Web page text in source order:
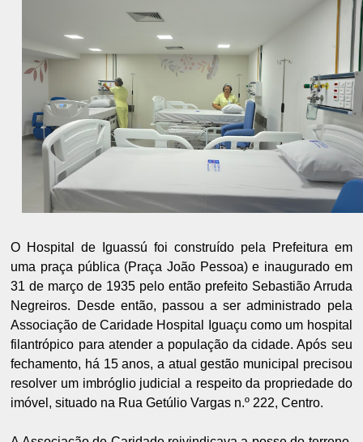
O Hospital de Iguassú foi construído pela Prefeitura em
uma praça pública (Praça João Pessoa) e inaugurado em
31 de março de 1935 pelo então prefeito Sebastião Arruda
Negreiros. Desde então, passou a ser administrado pela
Associação de Caridade Hospital Iguaçu como um hospital
filantrópico para atender a população da cidade. Após seu
fechamento, há 15 anos, a atual gestão municipal precisou
resolver um imbróglio judicial a respeito da propriedade do
imóvel, situado na Rua Getúlio Vargas n.º 222, Centro.